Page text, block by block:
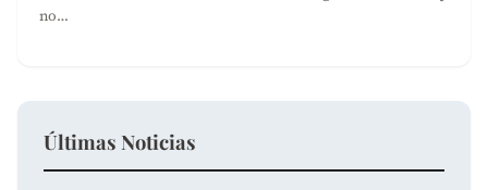
no…
Últimas Noticias